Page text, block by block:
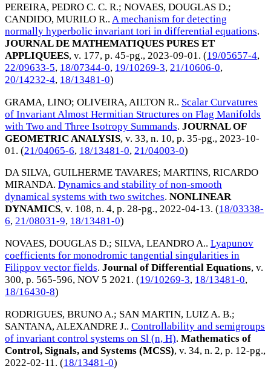
PEREIRA, PEDRO C. C. R.; NOVAES, DOUGLAS D.;
CANDIDO, MURILO R.. A mechanism for detecting
normally hyperbolic invariant tori in differential equations.
JOURNAL DE MATHEMATIQUES PURES ET
APPLIQUEES, v. 177, p. 45-pg., 2023-09-01 . (19/05657-4,
22/09633-5, 18/07344-0, 19/10269-3, 21/10606-0,
20/14232-4, 18/13481-0)
GRAMA, LINO; OLIVEIRA, AILTON R.. Scalar Curvatures
of Invariant Almost Hermitian Structures on Flag Manifolds
with Two and Three Isotropy Summands. JOURNAL OF
GEOMETRIC ANALYSIS, v. 33, n. 10, p. 35-pg., 2023-10-
01 . (21/04065-6, 18/13481-0, 21/04003-0)
DA SILVA, GUILHERME TAVARES; MARTINS, RICARDO
MIRANDA. Dynamics and stability of non-smooth
dynamical systems with two switches. NONLINEAR
DYNAMICS, v. 108, n. 4, p. 28-pg., 2022-04-13. (18/03338-
6, 21/08031-9, 18/13481-0)
NOVAES, DOUGLAS D.; SILVA, LEANDRO A.. Lyapunov
coefficients for monodromic tangential singularities in
Filippov vector fields. Journal of Differential Equations, v.
300, p. 565-596, NOV 5 2021. (19/10269-3, 18/13481-0,
18/16430-8)
RODRIGUES, BRUNO A.; SAN MARTIN, LUIZ A. B.;
SANTANA, ALEXANDRE J.. Controllability and semigroups
of invariant control systems on Sl (n, H). Mathematics of
Control, Signals, and Systems (MCSS), v. 34, n. 2, p. 12-pg.,
2022-02-11. (18/13481-0)